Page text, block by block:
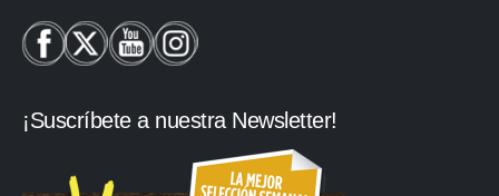
¡Suscríbete a nuestra Newsletter!